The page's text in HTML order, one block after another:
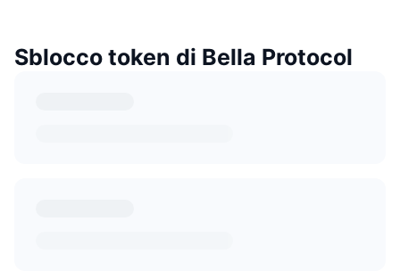
Sblocco token di Bella Protocol